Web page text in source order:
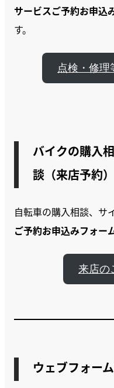
サービスご予約お申込
す。
点検・修理
バイクの購入
談（来店予約）
自転車の購入相談、サ
ご予約お申込みフォー
来店の
ウェブフォー